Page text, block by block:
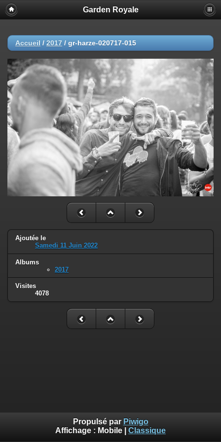
Garden Royale
Accueil / 2017 / gr-harze-020717-015
Ajoutée le
Samedi 11 Juin 2022
Albums
2017
Visites
4078
Propulsé par Piwigo
Affichage : Mobile Classique